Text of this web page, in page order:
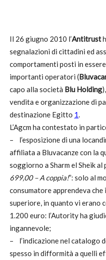
Il 26 giugno 2010 l’Antitrust
segnalazioni di cittadini ed
comportamenti posti in
importanti operatori (
capo alla società Blu Holding
vendita e organizzazione di
destinazione Egitto 1.
L’Agcm ha contestato in
– l’esposizione di una
affiliata a Bluvacanze con la
soggiorno a Sharm el Sheik al
699,00 – A coppia!”: solo al
consumatore apprendeva
superiore, in quanto vi erano
1.200 euro: l’Autority ha
ingannevole;
– l’indicazione nel catalogo
spesso in difformità a quelli